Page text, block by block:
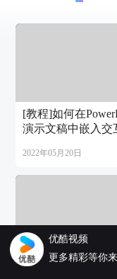
[教程]如何在
演示文稿中嵌入交
2022年05月20日
[教程]如何在
优酷视频
更多精彩等你